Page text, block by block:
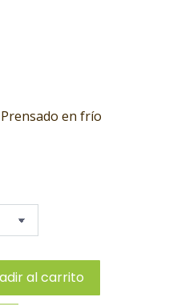
en frío
al carrito